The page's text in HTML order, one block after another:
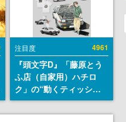
注目度 4961
『頭文字D』「藤原とう
ふ店（自家用）ハチロ
ク」の“動くティッシュ
ケース”が買えるポップ
アップショップが開催